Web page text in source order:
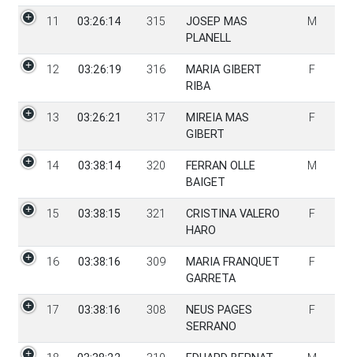
11 03:26:14 315
JOSEP MAS
PLANELL
M
12 03:26:19 316
MARIA GIBERT
RIBA
F
13 03:26:21 317
MIREIA MAS
GIBERT
F
14 03:38:14 320
FERRAN OLLE
BAIGET
M
15 03:38:15 321
CRISTINA VALERO
HARO
F
16 03:38:16 309
MARIA FRANQUET
GARRETA
F
17 03:38:16 308
NEUS PAGES
SERRANO
F